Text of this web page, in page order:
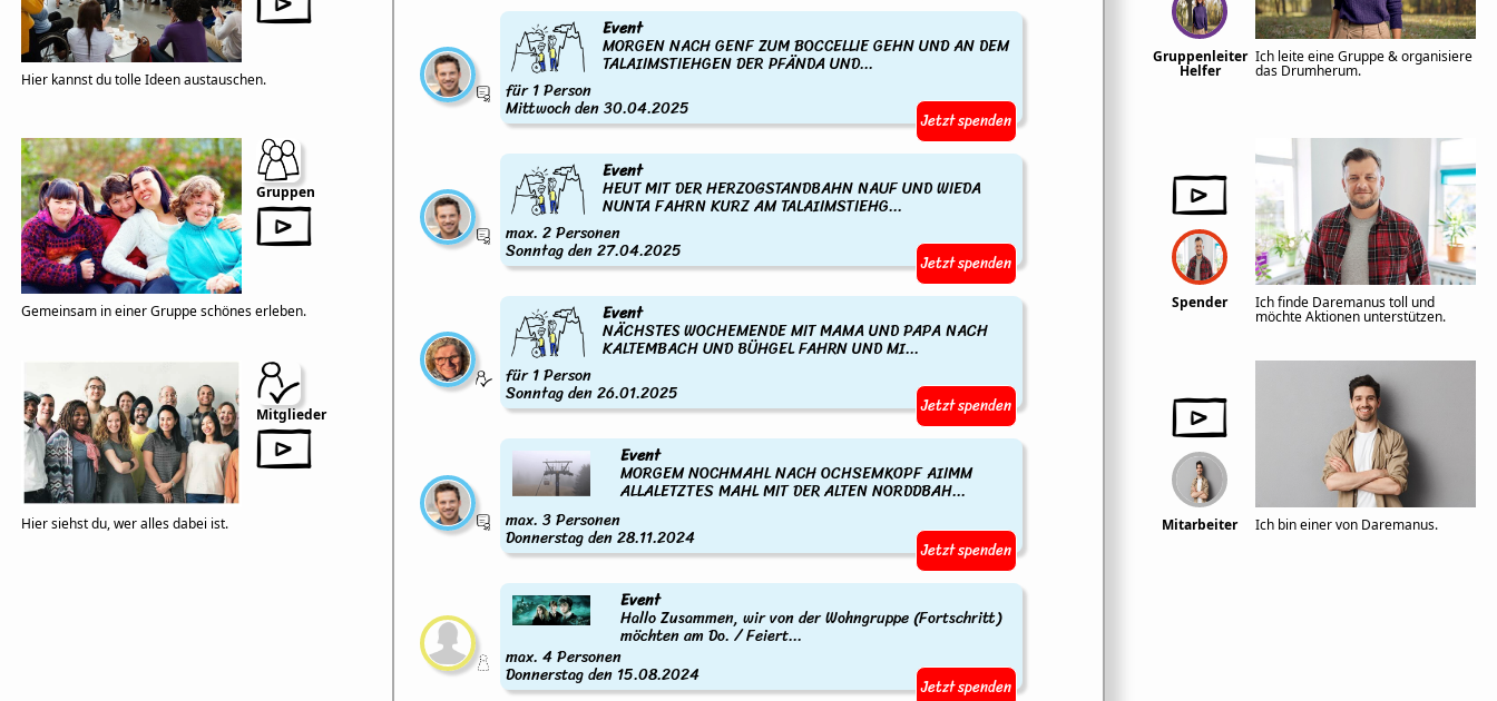
Hier kannst du tolle Ideen austauschen.
Gruppen
Gemeinsam in einer Gruppe schönes erleben.
Mitglieder
Hier siehst du, wer alles dabei ist.
Event
MORGEN NACH GENF ZUM BOCCELLIE GEHN UND AN DEM
TALAIIMSTIEHGEN DER PFÄNDA UND...
für 1 Person
Mittwoch den 30.04.2025 Jetzt spenden
Event
HEUT MIT DER HERZOGSTANDBAHN NAUF UND WIEDA
NUNTA FAHRN KURZ AM TALAIIMSTIEHG...
max. 2 Personen
Sonntag den 27.04.2025 Jetzt spenden
Event
NÄCHSTES WOCHEMENDE MIT MAMA UND PAPA NACH
KALTEMBACH UND BÜHGEL FAHRN UND MI...
für 1 Person
Sonntag den 26.01.2025 Jetzt spenden
Event
MORGEM NOCHMAHL NACH OCHSEMKOPF AIIMM
ALLALETZTES MAHL MIT DER ALTEN NORDDBAH...
max. 3 Personen
Donnerstag den 28.11.2024 Jetzt spenden
Event
Hallo Zusammen, wir von der Wohngruppe (Fortschritt)
möchten am Do. / Feiert...
max. 4 Personen
Donnerstag den 15.08.2024 Jetzt spenden
Gruppenleiter
Helfer
Ich leite eine Gruppe & organisiere
das Drumherum.
Spender Ich finde Daremanus toll und
möchte Aktionen unterstützen.
Mitarbeiter Ich bin einer von Daremanus.